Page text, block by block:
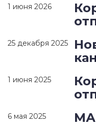
1 июня 2026
25 декабря 2025
1 июня 2025
6 мая 2025